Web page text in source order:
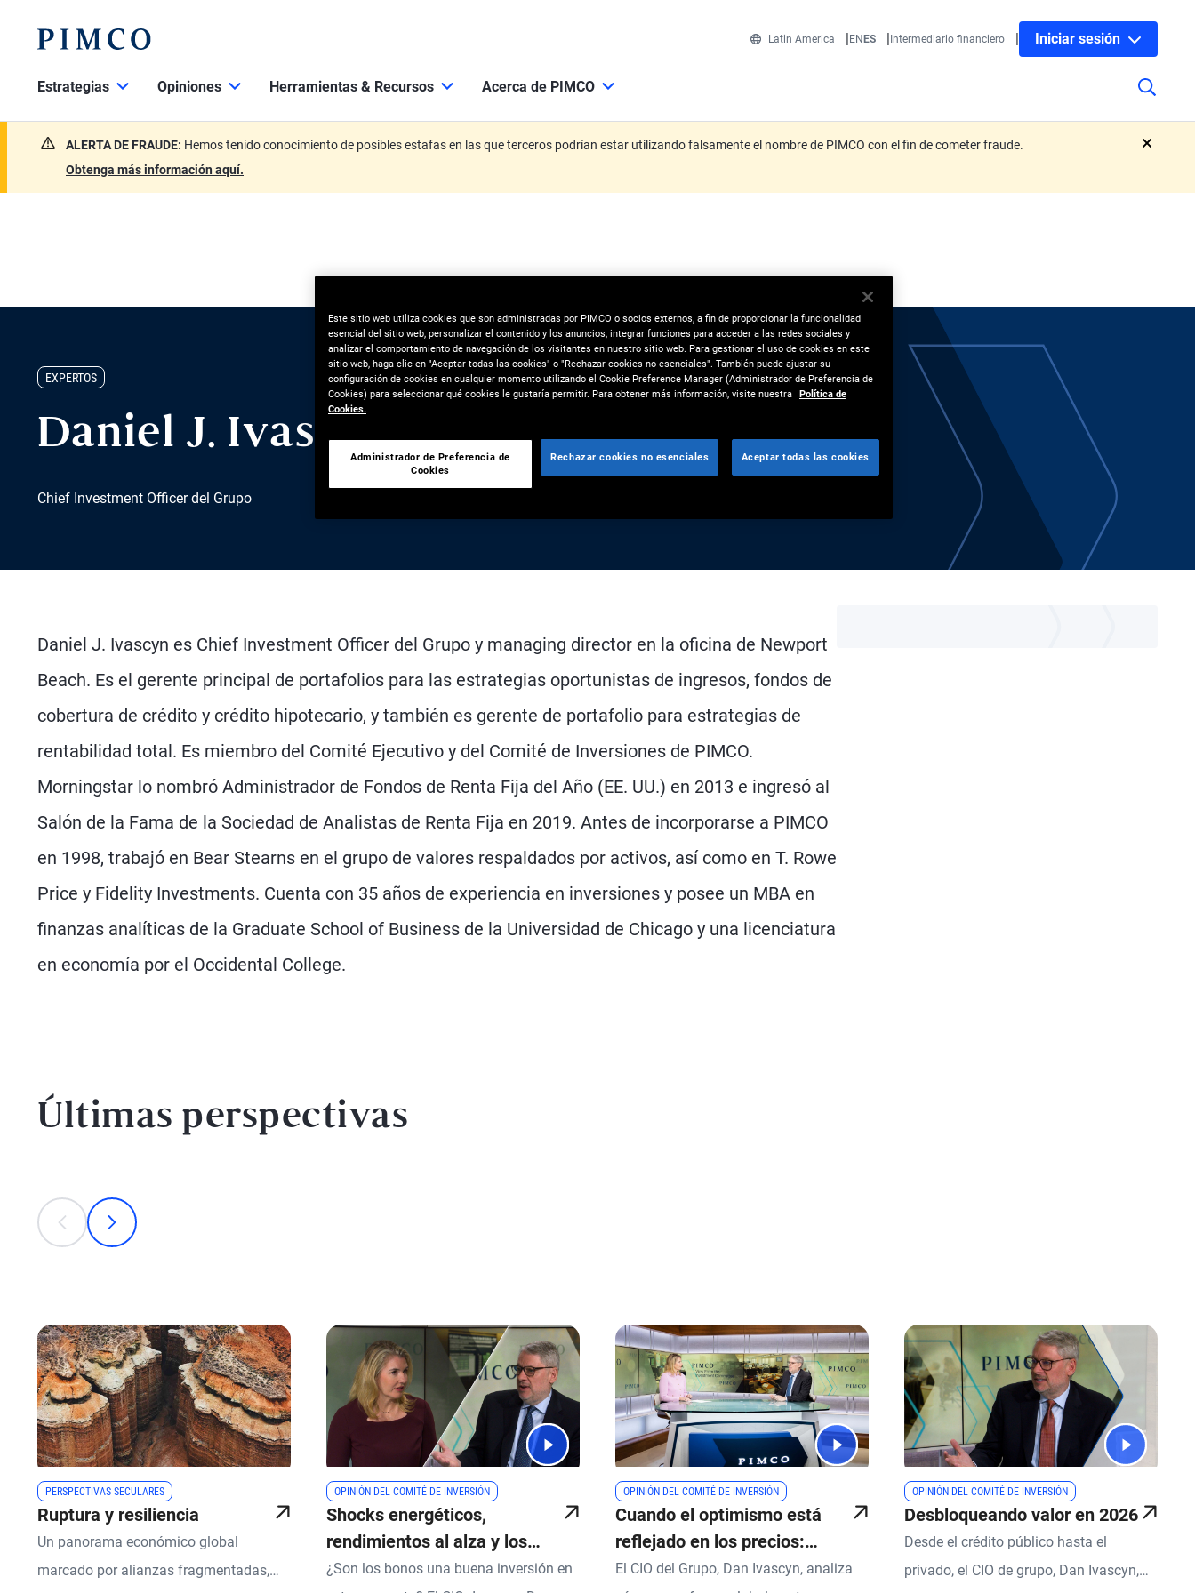
Latin America ENES Intermediario financiero Iniciar sesión
Estrategias Opiniones Herramientas & Recursos Acerca de PIMCO
ALERTA DE FRAUDE: Hemos tenido conocimiento de posibles estafas en las que terceros podrían estar utilizando falsamente el nombre de PIMCO con el fin de cometer fraude.
Obtenga más información aquí.
EXPERTOS
Daniel J. Ivascyn
Chief Investment Officer del Grupo
Daniel J. Ivascyn es Chief Investment Officer del Grupo y managing director en la oficina de Newport
Beach. Es el gerente principal de portafolios para las estrategias oportunistas de ingresos, fondos de
cobertura de crédito y crédito hipotecario, y también es gerente de portafolio para estrategias de
rentabilidad total. Es miembro del Comité Ejecutivo y del Comité de Inversiones de PIMCO.
Morningstar lo nombró Administrador de Fondos de Renta Fija del Año (EE. UU.) en 2013 e ingresó al
Salón de la Fama de la Sociedad de Analistas de Renta Fija en 2019. Antes de incorporarse a PIMCO
en 1998, trabajó en Bear Stearns en el grupo de valores respaldados por activos, así como en T. Rowe
Price y Fidelity Investments. Cuenta con 35 años de experiencia en inversiones y posee un MBA en
finanzas analíticas de la Graduate School of Business de la Universidad de Chicago y una licenciatura
en economía por el Occidental College.
Últimas perspectivas
This is a carousel with individual cards. Use the previous and next buttons to navigate.
anteriorSiguiente
PERSPECTIVAS SECULARES
Ruptura y resiliencia
Un panorama económico global
marcado por alianzas fragmentadas,
OPINIÓN DEL COMITÉ DE INVERSIÓN
Shocks energéticos,
rendimientos al alza y los
argumentos a favor de los
¿Son los bonos una buena inversión en
OPINIÓN DEL COMITÉ DE INVERSIÓN
Cuando el optimismo está
reflejado en los precios:
oportunidades de inversión
El CIO del Grupo, Dan Ivascyn, analiza
OPINIÓN DEL COMITÉ DE INVERSIÓN
Desbloqueando valor en 2026
Desde el crédito público hasta el
privado, el CIO de grupo, Dan Ivascyn,
Este sitio web utiliza cookies que son administradas por PIMCO o socios externos, a fin de proporcionar la funcionalidad
esencial del sitio web, personalizar el contenido y los anuncios, integrar funciones para acceder a las redes sociales y
analizar el comportamiento de navegación de los visitantes en nuestro sitio web. Para gestionar el uso de cookies en este
sitio web, haga clic en "Aceptar todas las cookies" o "Rechazar cookies no esenciales". También puede ajustar su
configuración de cookies en cualquier momento utilizando el Cookie Preference Manager (Administrador de Preferencia de
Cookies) para seleccionar qué cookies le gustaría permitir. Para obtener más información, visite nuestra Política de
Cookies.
Administrador de Preferencia de
Cookies
Rechazar cookies no esenciales Aceptar todas las cookies